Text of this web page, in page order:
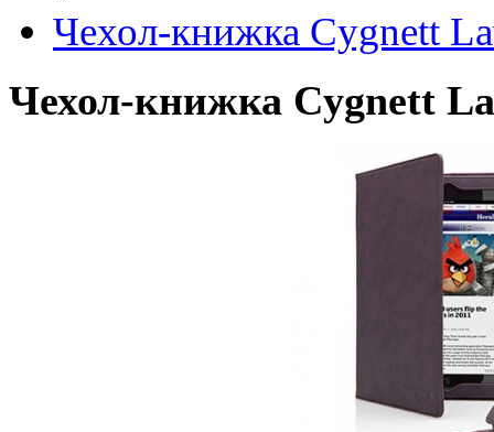
Чехол-книжка Cygnett
Чехол-книжка Cygnett